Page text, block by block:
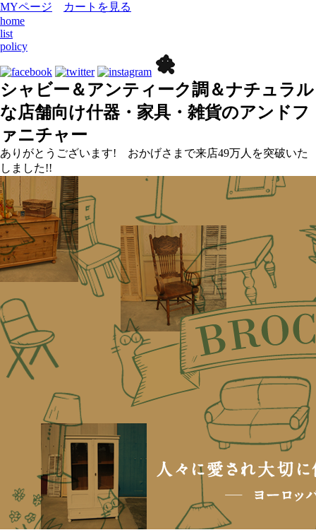
MYページ
カートを見る
home
list
policy
シャビー＆アンティーク調＆ナチュラル
な店舗向け什器・家具・雑貨のアンドフ
ァニチャー
ありがとうございます! おかげさまで来店49万人を突破いた
しました!!